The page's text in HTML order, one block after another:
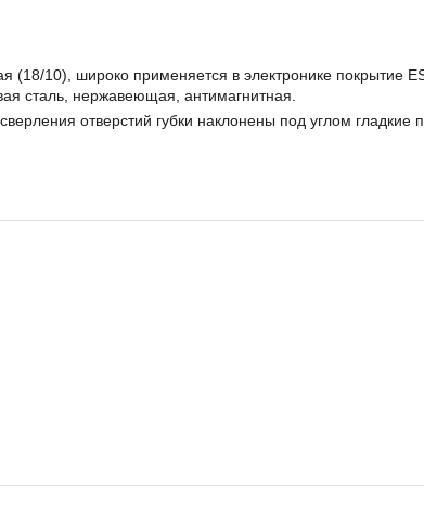
10), широко применяется в электронике покрытие
сталь, нержавеющая, антимагнитная.
отверстий губки наклонены под углом гладкие